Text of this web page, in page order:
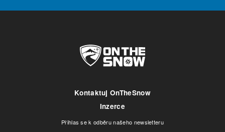
Kontaktuj OnTheSnow
Inzerce
Přihlas se k odběru našeho newsletteru